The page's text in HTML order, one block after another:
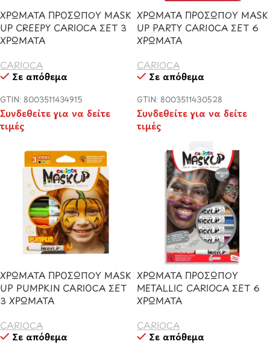
ΧΡΩΜΑΤΑ ΠΡΟΣΩΠΟΥ MASK
UP CREEPY CARIOCA ΣΕΤ 3
ΧΡΩΜΑΤΑ
CARIOCA
Σε απόθεμα
GTIN: 8003511434915
Συνδεθείτε για να δείτε
τιμές
ΧΡΩΜΑΤΑ ΠΡΟΣΩΠΟΥ MASK
UP PARTY CARIOCA ΣΕΤ 6
ΧΡΩΜΑΤΑ
CARIOCA
Σε απόθεμα
GTIN: 8003511430528
Συνδεθείτε για να δείτε
τιμές
ΧΡΩΜΑΤΑ ΠΡΟΣΩΠΟΥ MASK
UP PUMPKIN CARIOCA ΣΕΤ
3 ΧΡΩΜΑΤΑ
CARIOCA
Σε απόθεμα
ΧΡΩΜΑΤΑ ΠΡΟΣΩΠΟΥ
METALLIC CARIOCA ΣΕΤ 6
ΧΡΩΜΑΤΑ
CARIOCA
Σε απόθεμα